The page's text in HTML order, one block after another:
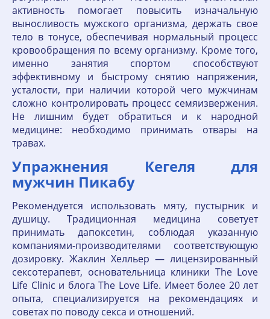
активность помогает повысить изначальную
выносливость мужского организма, держать свое
тело в тонусе, обеспечивая нормальный процесс
кровообращения по всему организму. Кроме того,
именно занятия спортом способствуют
эффективному и быстрому снятию напряжения,
усталости, при наличии которой чего мужчинам
сложно контролировать процесс семяизвержения.
Не лишним будет обратиться и к народной
медицине: необходимо принимать отвары на
травах.
Упражнения Кегеля для
мужчин Пикабу
Рекомендуется использовать мяту, пустырник и
душицу. Традиционная медицина советует
принимать дапоксетин, соблюдая указанную
компаниями-производителями соответствующую
дозировку. Жаклин Хелльер — лицензированный
сексотерапевт, основательница клиники The Love
Life Clinic и блога The Love Life. Имеет более 20 лет
опыта, специализируется на рекомендациях и
советах по поводу секса и отношений.